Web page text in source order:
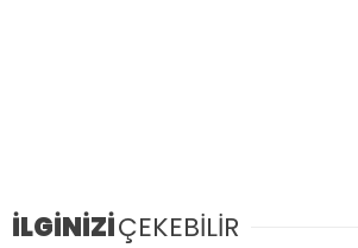
İLGİNİZİÇEKEBİLİR